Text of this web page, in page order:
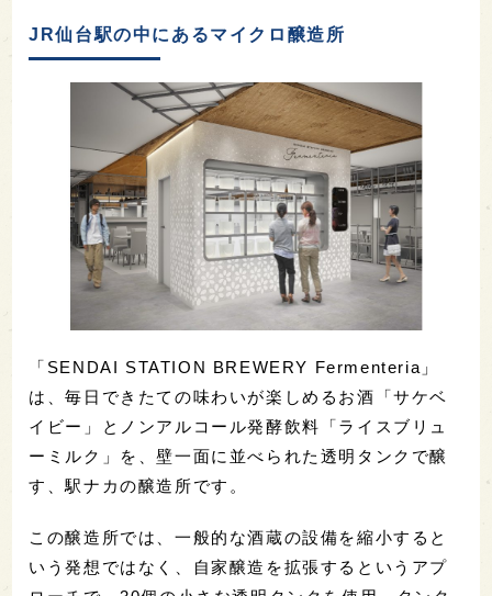
JR仙台駅の中にあるマイクロ醸造所
「SENDAI STATION BREWERY Fermenteria」
は、毎日できたての味わいが楽しめるお酒「サケベ
イビー」とノンアルコール発酵飲料「ライスブリュ
ーミルク」を、壁一面に並べられた透明タンクで醸
す、駅ナカの醸造所です。
この醸造所では、一般的な酒蔵の設備を縮小すると
いう発想ではなく、自家醸造を拡張するというアプ